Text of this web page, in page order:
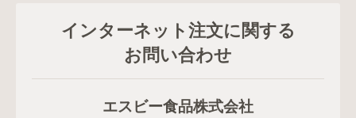
インターネット注文に関する
お問い合わせ
エスビー食品株式会社